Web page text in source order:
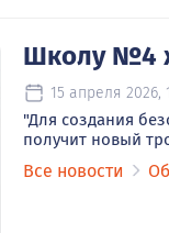
Школу №4
15 апреля 2026,
"Для создания
получит новый
Все новости